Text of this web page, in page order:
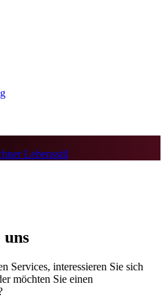
Services, interessieren Sie sich
möchten Sie einen